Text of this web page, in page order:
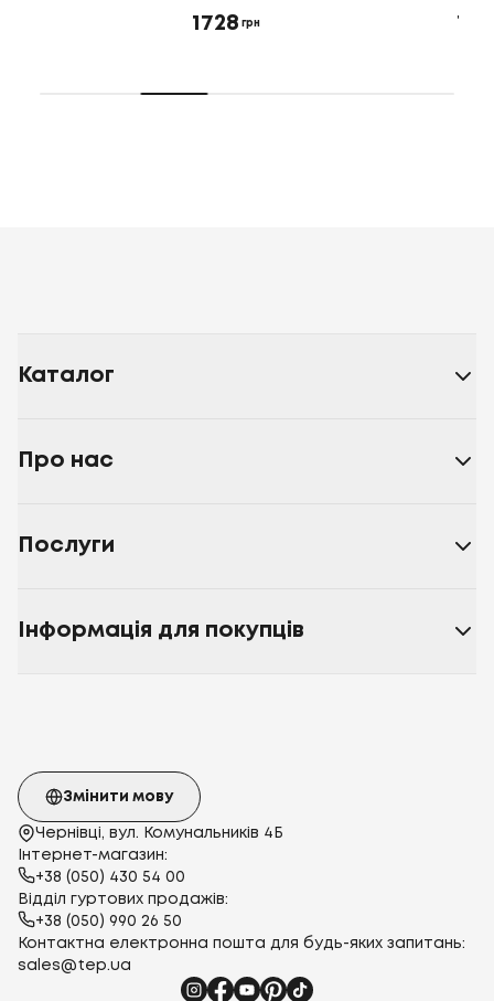
Каталог
Про нас
Послуги
Інформація для покупців
Чернівці, вул. Комунальників 4Б
Інтернет-магазин:
+38 (050) 430 54 00
Відділ гуртових продажів:
+38 (050) 990 26 50
Контактна електронна пошта для будь-яких запитань:
sales@tep.ua
Змінити мову